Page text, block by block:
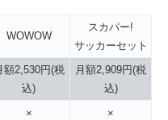
WOWOW
スカパー!
サッカーセット
額2,530円(税
込)
月額2,909円(税
込)
× ×